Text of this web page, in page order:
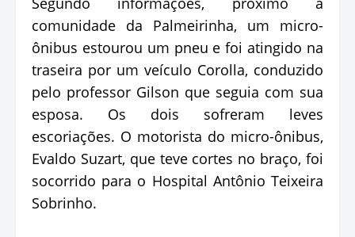
comunidade da Palmeirinha, um micro-
ônibus estourou um pneu e foi atingido na
traseira por um veículo Corolla, conduzido
pelo professor Gilson que seguia com sua
esposa. Os dois sofreram leves
escoriações. O motorista do micro-ônibus,
Evaldo Suzart, que teve cortes no braço, foi
socorrido para o Hospital Antônio Teixeira
Sobrinho.